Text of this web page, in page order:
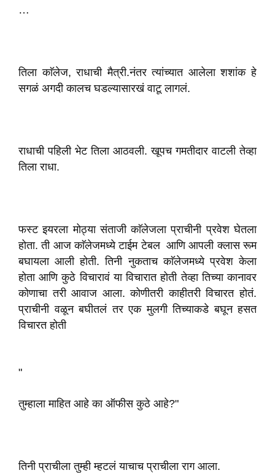
…
तिला काॅलेज, राधाची मैत्री.नंतर त्यांच्यात आलेला शशांक हे
सगळं अगदी कालच घडल्यासारखं वाटू लागलं.
राधाची पहिली भेट तिला आठवली. खूपच गमतीदार वाटली तेव्हा
तिला राधा.
फस्ट इयरला मोठ्या संताजी काॅलेजला प्राचीनी प्रवेश घेतला
होता. ती आज काॅलेजमध्ये टाईम टेबल आणि आपली क्लास रूम
बघायला आली होती. तिनी नुकताच काॅलेजमध्ये प्रवेश केला
होता आणि कुठे विचारावं या विचारात होती तेव्हा तिच्या कानावर
कोणाचा तरी आवाज आला. कोणीतरी काहीतरी विचारत होतं.
प्राचीनी वळून बघीतलं तर एक मुलगी तिच्याकडे बघून हसत
विचारत होती
"
तुम्हाला माहित आहे का ऑफीस कुठे आहे?"
तिनी प्राचीला तुम्ही म्हटलं याचाच प्राचीला राग आला.